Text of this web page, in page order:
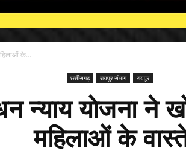
के...
छत्तीसगढ़ रायपुर संभाग रायपुर
न्याय योजना ने
महिलाओं के